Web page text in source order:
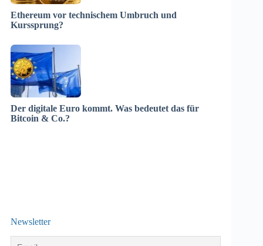
Ethereum vor technischem Umbruch und
Kurssprung?
Der digitale Euro kommt. Was bedeutet das für
Bitcoin & Co.?
Newsletter